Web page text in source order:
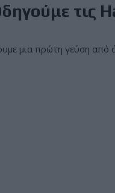
τις
μια πρώτη γεύση από